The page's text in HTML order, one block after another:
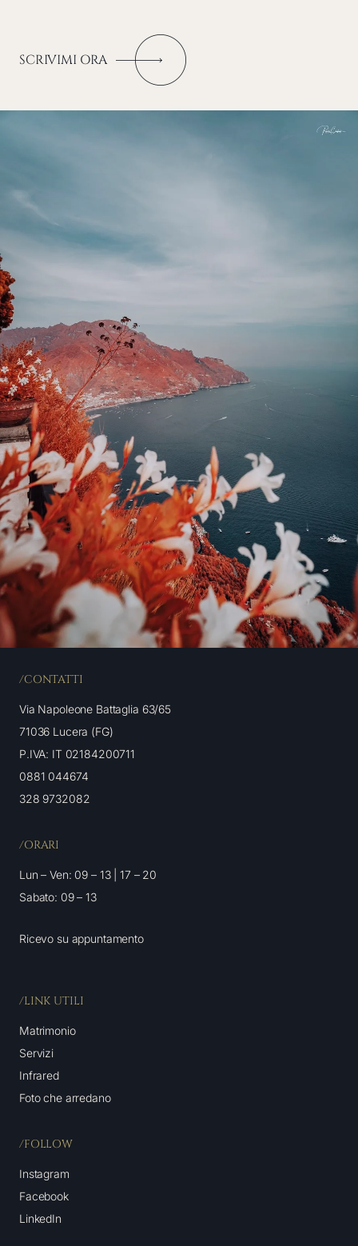
SCRIVIMI ORA
/CONTATTI
Via Napoleone Battaglia 63/65
71036 Lucera (FG)
P.IVA: IT 02184200711
0881 044674
328 9732082
/ORARI
Lun – Ven: 09 – 13 | 17 – 20
Sabato: 09 – 13
Ricevo su appuntamento
/LINK UTILI
Matrimonio
Servizi
Infrared
Foto che arredano
/FOLLOW
Instagram
Facebook
LinkedIn